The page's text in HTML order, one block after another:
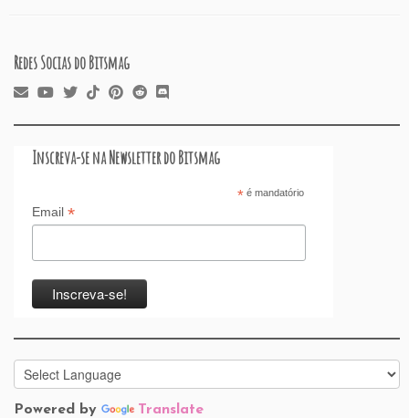
Redes Socias do Bitsmag
Inscreva-se na Newsletter do Bitsmag
*é mandatório
Email *
Powered by Translate